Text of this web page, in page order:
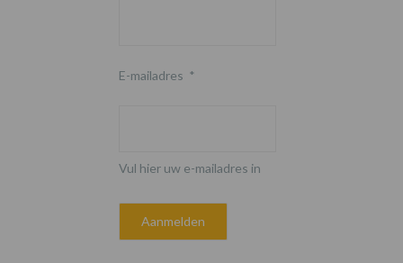
E-mailadres *
Vul hier uw e-mailadres in